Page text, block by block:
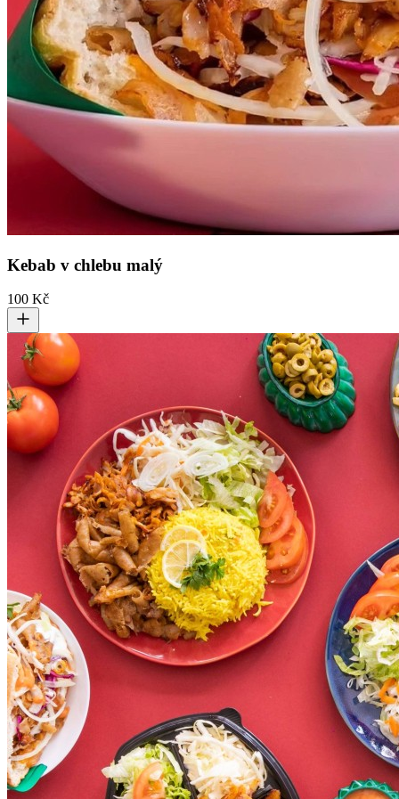
Kebab v chlebu malý
100 Kč